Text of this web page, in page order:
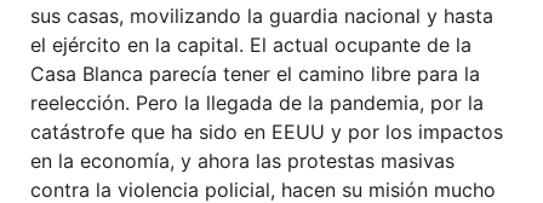
sus casas, movilizando la guardia nacional y hasta
el ejército en la capital. El actual ocupante de la
Casa Blanca parecía tener el camino libre para la
reelección. Pero la llegada de la pandemia, por la
catástrofe que ha sido en EEUU y por los impactos
en la economía, y ahora las protestas masivas
contra la violencia policial, hacen su misión mucho